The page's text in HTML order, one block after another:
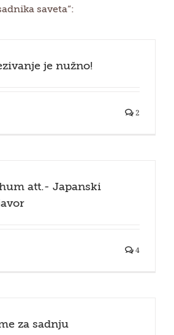
saveta“:
je nužno!
2
att.- Japanski
4
za sadnju